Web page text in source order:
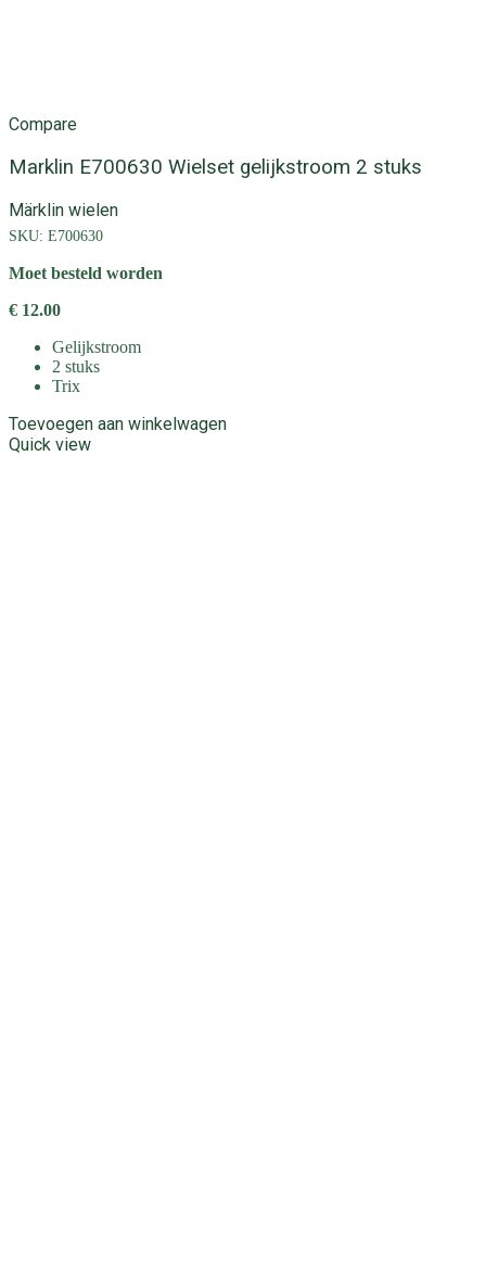
Compare
Marklin E700630 Wielset gelijkstroom 2 stuks
Märklin wielen
SKU: E700630
Moet besteld worden
€ 12.00
Gelijkstroom
2 stuks
Trix
Toevoegen aan winkelwagen
Quick view